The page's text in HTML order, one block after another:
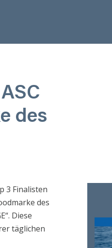
des
3 Finalisten
des
Diese
täglichen